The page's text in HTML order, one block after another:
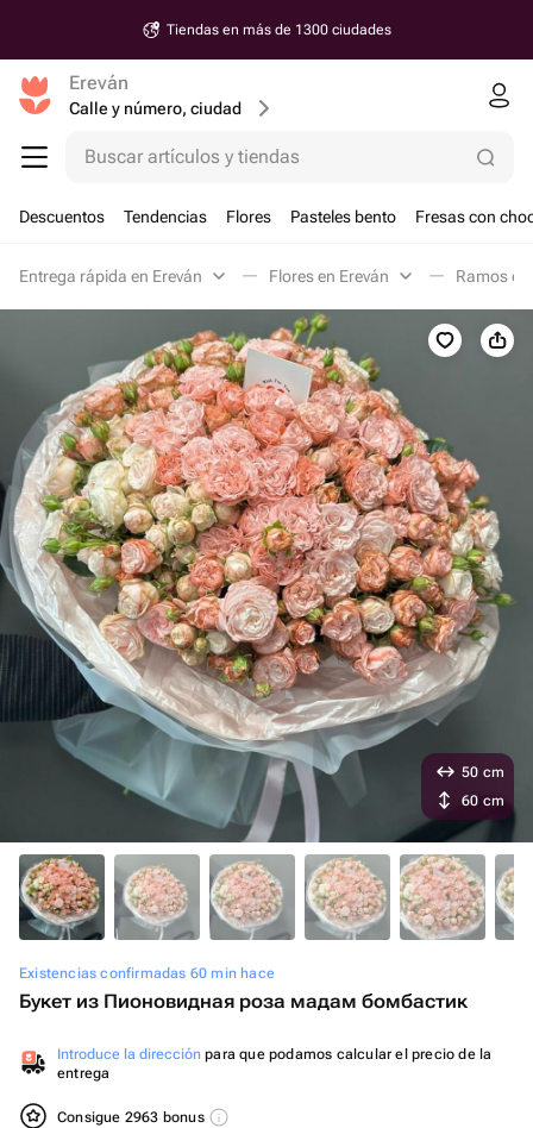
Tiendas en más de 1300 ciudades
Ereván
Calle y número, ciudad
Buscar artículos y tiendas
Descuentos Tendencias Flores Pasteles bento Fresas con
Entrega rápida en Ereván Flores en Ereván Ramos
Existencias confirmadas 60 min hace
Букет из Пионовидная роза мадам бомбастик
Introduce la dirección para que podamos calcular el precio de la
entrega
Consigue 2963 bonus
50 cm
60 cm